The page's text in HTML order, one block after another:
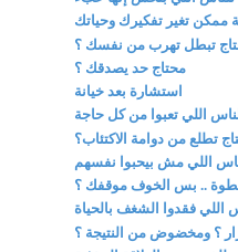
تبطل تهرب من نفسك ؟
محتاج حد يصدقك ؟
استشارة بعد خيانة
اللي تعبوا من كل حاجة
تطلع من دوامة الاكتئاب؟
اللي مش بيحبوا نفسهم
.. بس الخوف موقفك ؟
اللي فقدوا الشغف بالحياة
؟ ومخضوض من النتيجة ؟